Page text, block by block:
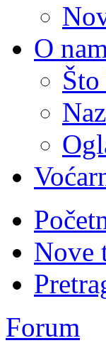
O
Nove
Forum